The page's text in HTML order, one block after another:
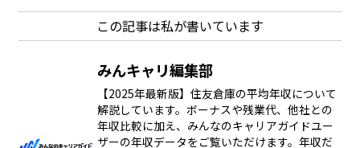
この記事は私が書いています
みんキャリ編集部
【2025年最新版】住友倉庫の平均年収について
解説しています。ボーナスや残業代、他社との
年収比較に加え、みんなのキャリアガイドユー
ザーの年収データをご覧いただけます。年収だ